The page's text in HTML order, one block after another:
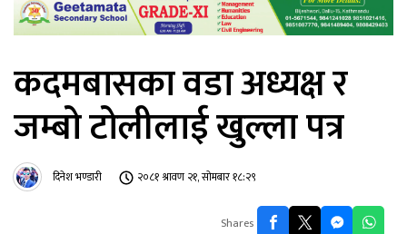
कदमबासका वडा अध्यक्ष र
जम्बो टोलीलाई खुल्ला पत्र
दिनेश भण्डारी २०८१ श्रावण २१, सोमबार १८:२९
Shares